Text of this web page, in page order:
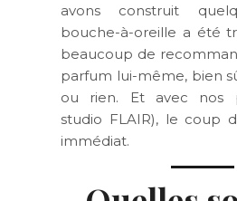
avons construit
bouche-à-oreille a été
beaucoup de
parfum lui-même, bien
ou rien. Et avec nos
studio FLAIR), le coup
immédiat.